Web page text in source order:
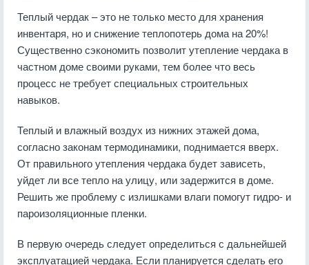
Теплый чердак – это не только место для хранения
инвентаря, но и снижение теплопотерь дома на 20%!
Существенно сэкономить позволит утепление чердака в
частном доме своими руками, тем более что весь
процесс не требует специальных строительных
навыков.
Теплый и влажный воздух из нижних этажей дома,
согласно законам термодинамики, поднимается вверх.
От правильного утепления чердака будет зависеть,
уйдет ли все тепло на улицу, или задержится в доме.
Решить же проблему с излишками влаги помогут гидро- и
пароизоляционные пленки.
В первую очередь следует определиться с дальнейшей
эксплуатацией чердака. Если планируется сделать его